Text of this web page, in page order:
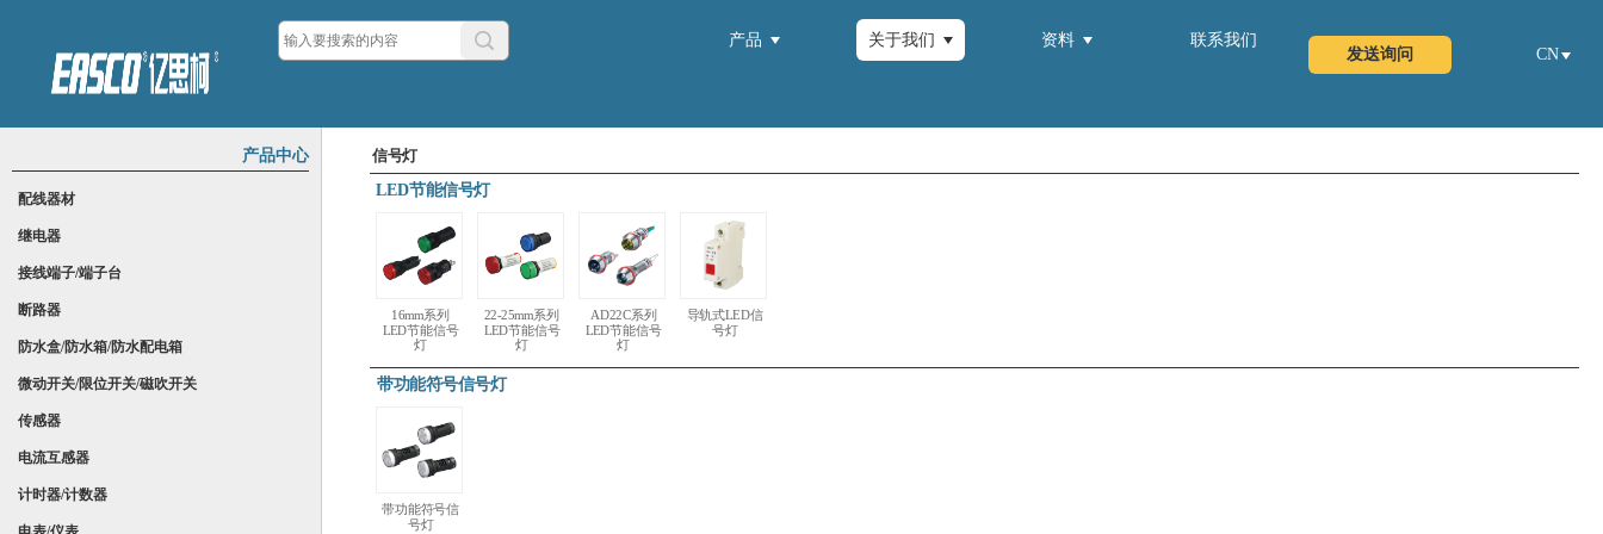
产品 关于我们 资料
联系我们
发送询问
CN
产品中心
配线器材
继电器
接线端子/端子台
断路器
防水盒/防水箱/防水配电箱
微动开关/限位开关/磁吹开关
传感器
电流互感器
计时器/计数器
信号灯
LED节能信号灯
16mm系列
LED节能信号
灯
22-25mm系列
LED节能信号
灯
AD22C系列
LED节能信号
灯
导轨式LED信
号灯
带功能符号信号灯
带功能符号信
号灯